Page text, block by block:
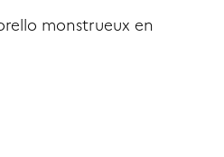
monstrueux en